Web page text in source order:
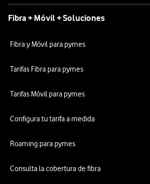
Fibra + Móvil + Soluciones
Fibra y Móvil para pymes
Tarifas Fibra para pymes
Tarifas Móvil para pymes
Configura tu tarifa a medida
Roaming para pymes
Consulta la cobertura de fibra